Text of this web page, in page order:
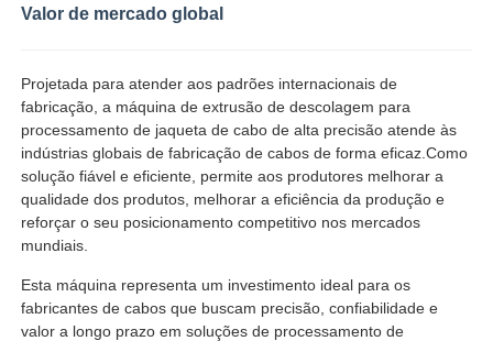
Valor de mercado global
Projetada para atender aos padrões internacionais de
fabricação, a máquina de extrusão de descolagem para
processamento de jaqueta de cabo de alta precisão atende às
indústrias globais de fabricação de cabos de forma eficaz.Como
solução fiável e eficiente, permite aos produtores melhorar a
qualidade dos produtos, melhorar a eficiência da produção e
reforçar o seu posicionamento competitivo nos mercados
mundiais.
Esta máquina representa um investimento ideal para os
fabricantes de cabos que buscam precisão, confiabilidade e
valor a longo prazo em soluções de processamento de